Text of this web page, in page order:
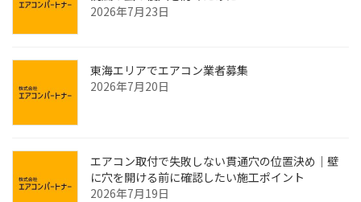
2026年7月23日
東海エリアでエアコン業者募集
2026年7月20日
エアコン取付で失敗しない貫通穴の位置決め｜壁
に穴を開ける前に確認したい施工ポイント
2026年7月19日